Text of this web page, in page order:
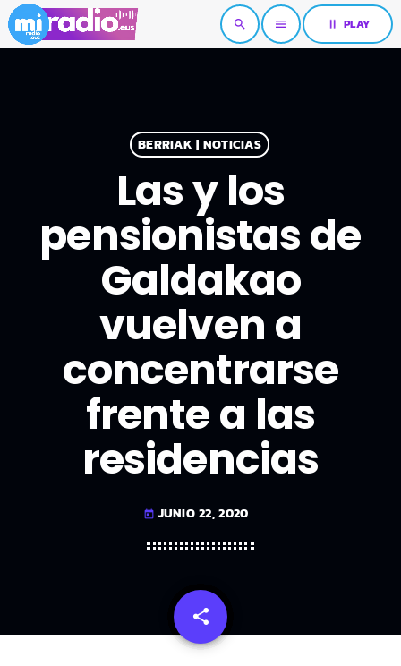
search menu pause PLAY
BERRIAK | NOTICIAS
Las y los
pensionistas de
Galdakao
vuelven a
concentrarse
frente a las
residencias
today JUNIO 22, 2020
share
email